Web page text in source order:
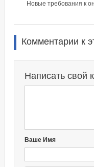
Новые требования к
Комментарии к
Написать свой
Ваше Имя